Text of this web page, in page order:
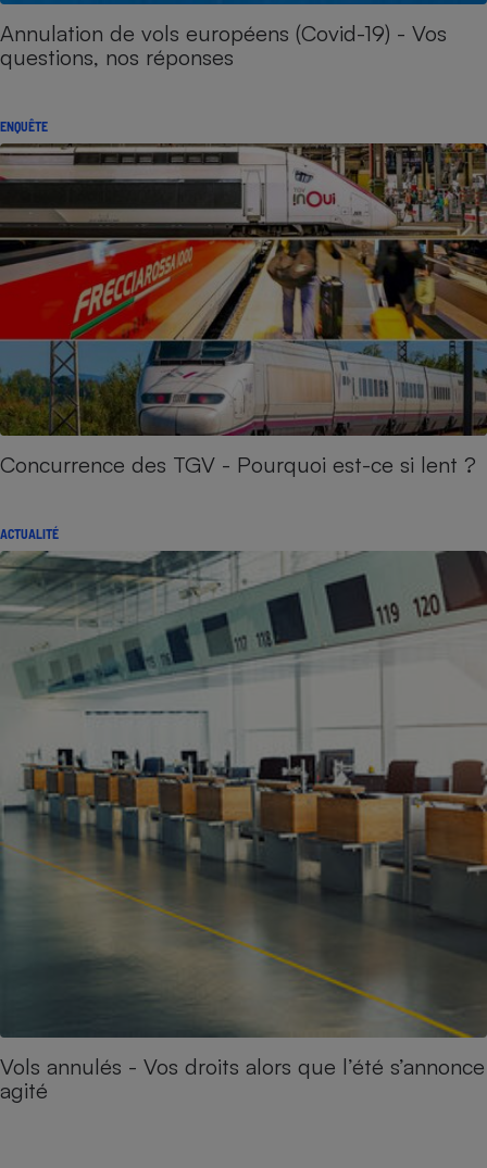
Annulation de vols européens (Covid-19) - Vos
questions, nos réponses
ENQUÊTE
Concurrence des TGV - Pourquoi est-ce si lent ?
ACTUALITÉ
Vols annulés - Vos droits alors que l’été s’annonce
agité